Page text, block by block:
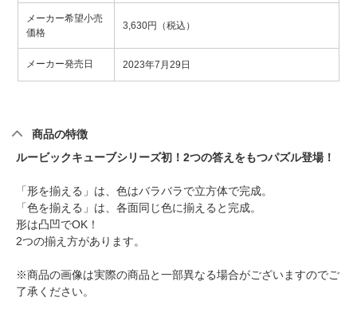
メーカー希望小売
価格
3,630円（税込）
メーカー発売日 2023年7月29日
商品の特徴
ルービックキューブシリーズ初！2つの答えをもつパズル登場！
「形を揃える」は、色はバラバラで立方体で完成。
「色を揃える」は、各面同じ色に揃えると完成。
形は凸凹でOK！
2つの揃え方があります。
※商品の画像は実際の商品と一部異なる場合がございますのでご
了承ください。